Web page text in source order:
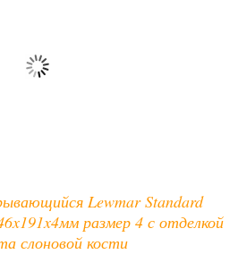
Lewmar Standard
размер 4 с отделкой
слоновой кости